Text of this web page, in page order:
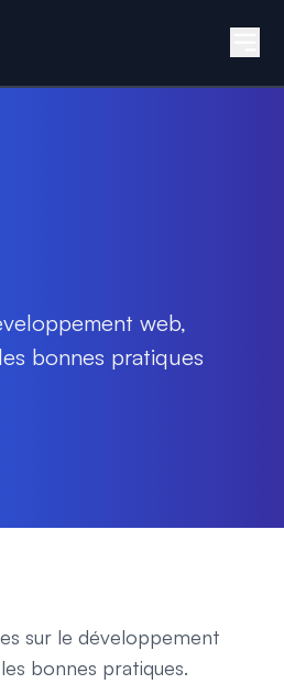
- Site
web,
bonnes pratiques
sur le développement
bonnes pratiques.